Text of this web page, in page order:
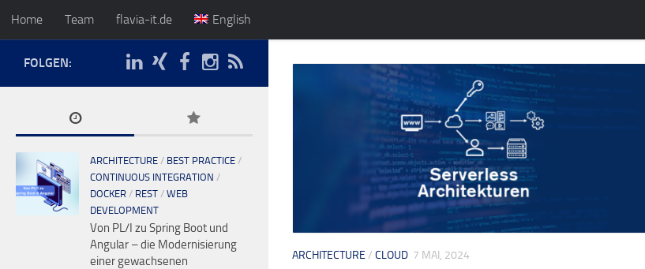
Home Team flavia-it.de English
ARCHITECTURE / CLOUD 7 MAI, 2024
FOLGEN:
ARCHITECTURE / BEST PRACTICE /
CONTINUOUS INTEGRATION /
DOCKER / REST / WEB
DEVELOPMENT
Von PL/I zu Spring Boot und
Angular – die Modernisierung
einer gewachsenen